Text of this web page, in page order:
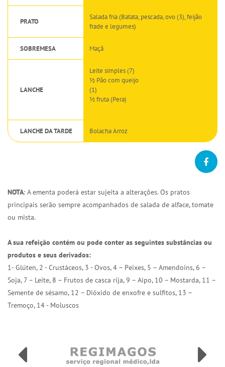
PRATO
Salada fria (Batata, pescada, ovo (3), feijão
frade e legumes)
SOBREMESA Maçã
LANCHE
Leite simples (7)
½ Pão com queijo
(1)
½ fruta (Pera)
LANCHE DA TARDE Bolacha Arroz
NOTA: A ementa poderá estar sujeita a alterações. Os pratos
principais serão sempre acompanhados de salada de alface, tomate
ou mista.
A sua refeição contém ou pode conter as seguintes substâncias ou
produtos e seus derivados:
1- Glúten, 2 - Crustáceos, 3 - Ovos, 4 – Peixes, 5 – Amendoins, 6 –
Soja, 7 – Leite, 8 – Frutos de casca rija, 9 – Aipo, 10 – Mostarda, 11 –
Semente de sésamo, 12 – Dióxido de enxofre e sulfitos, 13 –
Tremoço, 14 - Moluscos